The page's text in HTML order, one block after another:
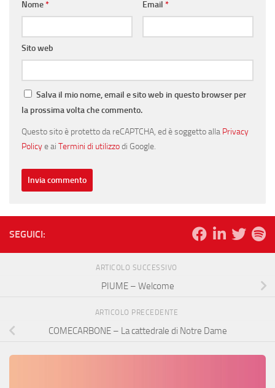
Nome* Email *
Sito web
Salva il mio nome, email e sito web in questo browser per
la prossima volta che commento.
Questo sito è protetto da reCAPTCHA, ed è soggetto alla Privacy
Policye ai Termini di utilizzodi Google.
SEGUICI:
ARTICOLO SUCCESSIVO
PIUME – Welcome
ARTICOLO PRECEDENTE
COMECARBONE – La cattedrale di Notre Dame